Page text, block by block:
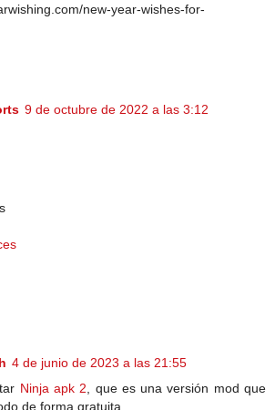
new-year-wishes-for-
9 de octubre de 2022 a las 3:12
4 de junio de 2023 a las 21:55
Ninja apk 2 , que es una versión mod que
de forma gratuita